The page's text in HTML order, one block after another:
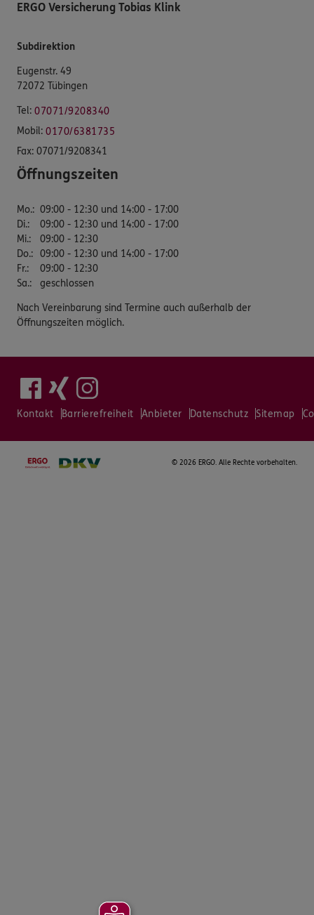
ERGO Versicherung Tobias Klink
Subdirektion
Eugenstr. 49
72072 Tübingen
Tel: 07071/9208340
Mobil: 0170/6381735
Fax: 07071/9208341
Öffnungszeiten
Mo.: 09:00 - 12:30 und 14:00 - 17:00
Di.:
09:00 - 12:30 und 14:00 - 17:00
Mi.:
09:00 - 12:30
Do.: 09:00 - 12:30 und 14:00 - 17:00
Fr.:
09:00 - 12:30
Sa.: geschlossen
Nach Vereinbarung sind Termine auch außerhalb der
Öffnungszeiten möglich.
Kontakt Barrierefreiheit Anbieter Datenschutz Sitemap
© 2026 ERGO. Alle Rechte vorbehalten.